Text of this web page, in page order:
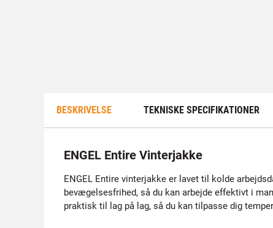
BESKRIVELSE TEKNISKE SPECIFIKATIONER
ENGEL Entire Vinterjakke
ENGEL Entire vinterjakke er lavet til kolde
bevægelsesfrihed, så du kan arbejde effektivt i
praktisk til lag på lag, så du kan tilpasse dig